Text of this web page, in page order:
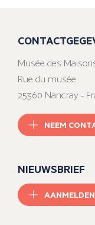
Musée des
Rue du musée
25360 Nancray -
NEEM
NIEUWSBRIEF
AANMELDEN